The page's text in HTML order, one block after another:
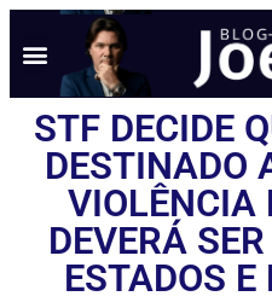
STF DECIDE
DESTINADO
VIOLÊNCIA
DEVERÁ
ESTADOS